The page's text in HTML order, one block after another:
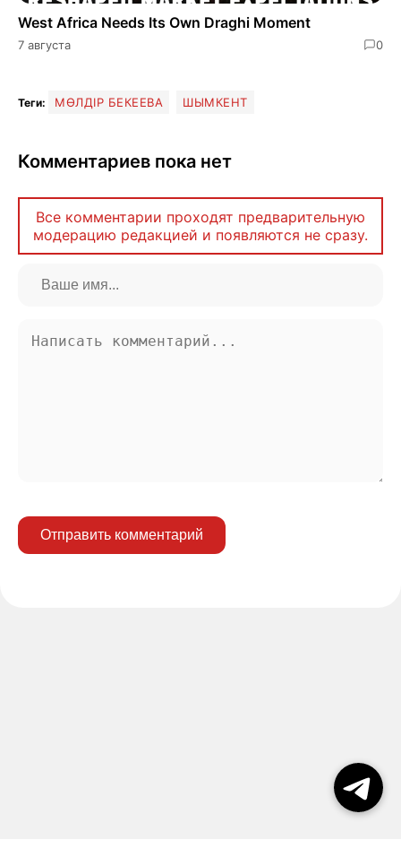
West Africa Needs Its Own Draghi Moment
7 августа 0
Теги: МӨЛДІР БЕКЕЕВА ШЫМКЕНТ
Комментариев пока нет
Все комментарии проходят предварительную
модерацию редакцией и появляются не сразу.
Отправить комментарий